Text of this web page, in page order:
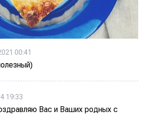
00:41
19:33
Вас и Ваших родных с